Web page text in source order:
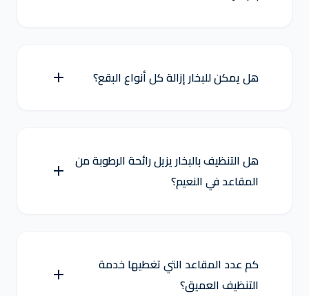
هل يمكن للبخار إزالة كل أنواع البقع؟
هل التنظيف بالبخار يزيل رائحة الرطوبة من
المقاعد في النعيم؟
كم عدد المقاعد التي تغطيها خدمة
التنظيف العميق؟